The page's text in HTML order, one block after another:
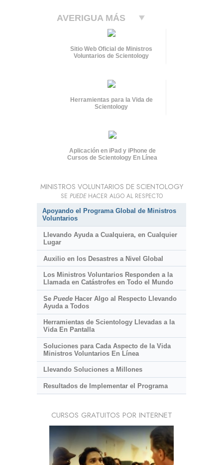
AVERIGUA MÁS
Sitio Web Oficial de Ministros
Voluntarios de Scientology
Herramientas para la Vida de
Scientology
Aplicación en iPad y iPhone de
Cursos de Scientology En Línea
MINISTROS VOLUNTARIOS DE SCIENTOLOGY
SE PUEDEHACER ALGO AL RESPECTO
Apoyando el Programa Global de Ministros
Voluntarios
Llevando Ayuda a Cualquiera, en Cualquier
Lugar
Auxilio en los Desastres a Nivel Global
Los Ministros Voluntarios Responden a la
Llamada en Catástrofes en Todo el Mundo
Se PuedeHacer Algo al Respecto Llevando
Ayuda a Todos
Herramientas de Scientology Llevadas a la
Vida En Pantalla
Soluciones para Cada Aspecto de la Vida
Ministros Voluntarios En Línea
Llevando Soluciones a Millones
Resultados de Implementar el Programa
CURSOS GRATUITOS POR INTERNET